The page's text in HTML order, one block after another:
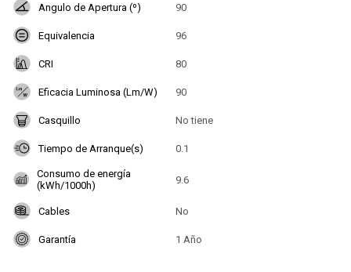
Angulo de Apertura (º) 90
Equivalencia 96
CRI 80
Eficacia Luminosa (Lm/W) 90
Casquillo No tiene
Tiempo de Arranque(s) 0.1
Consumo de energía
(kWh/1000h)
9.6
Cables No
Garantía 1 Año